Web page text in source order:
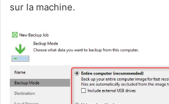
sur la machine.